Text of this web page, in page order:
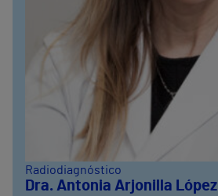
Radiodiagnóstico
Dra. Antonia Arjonilla López